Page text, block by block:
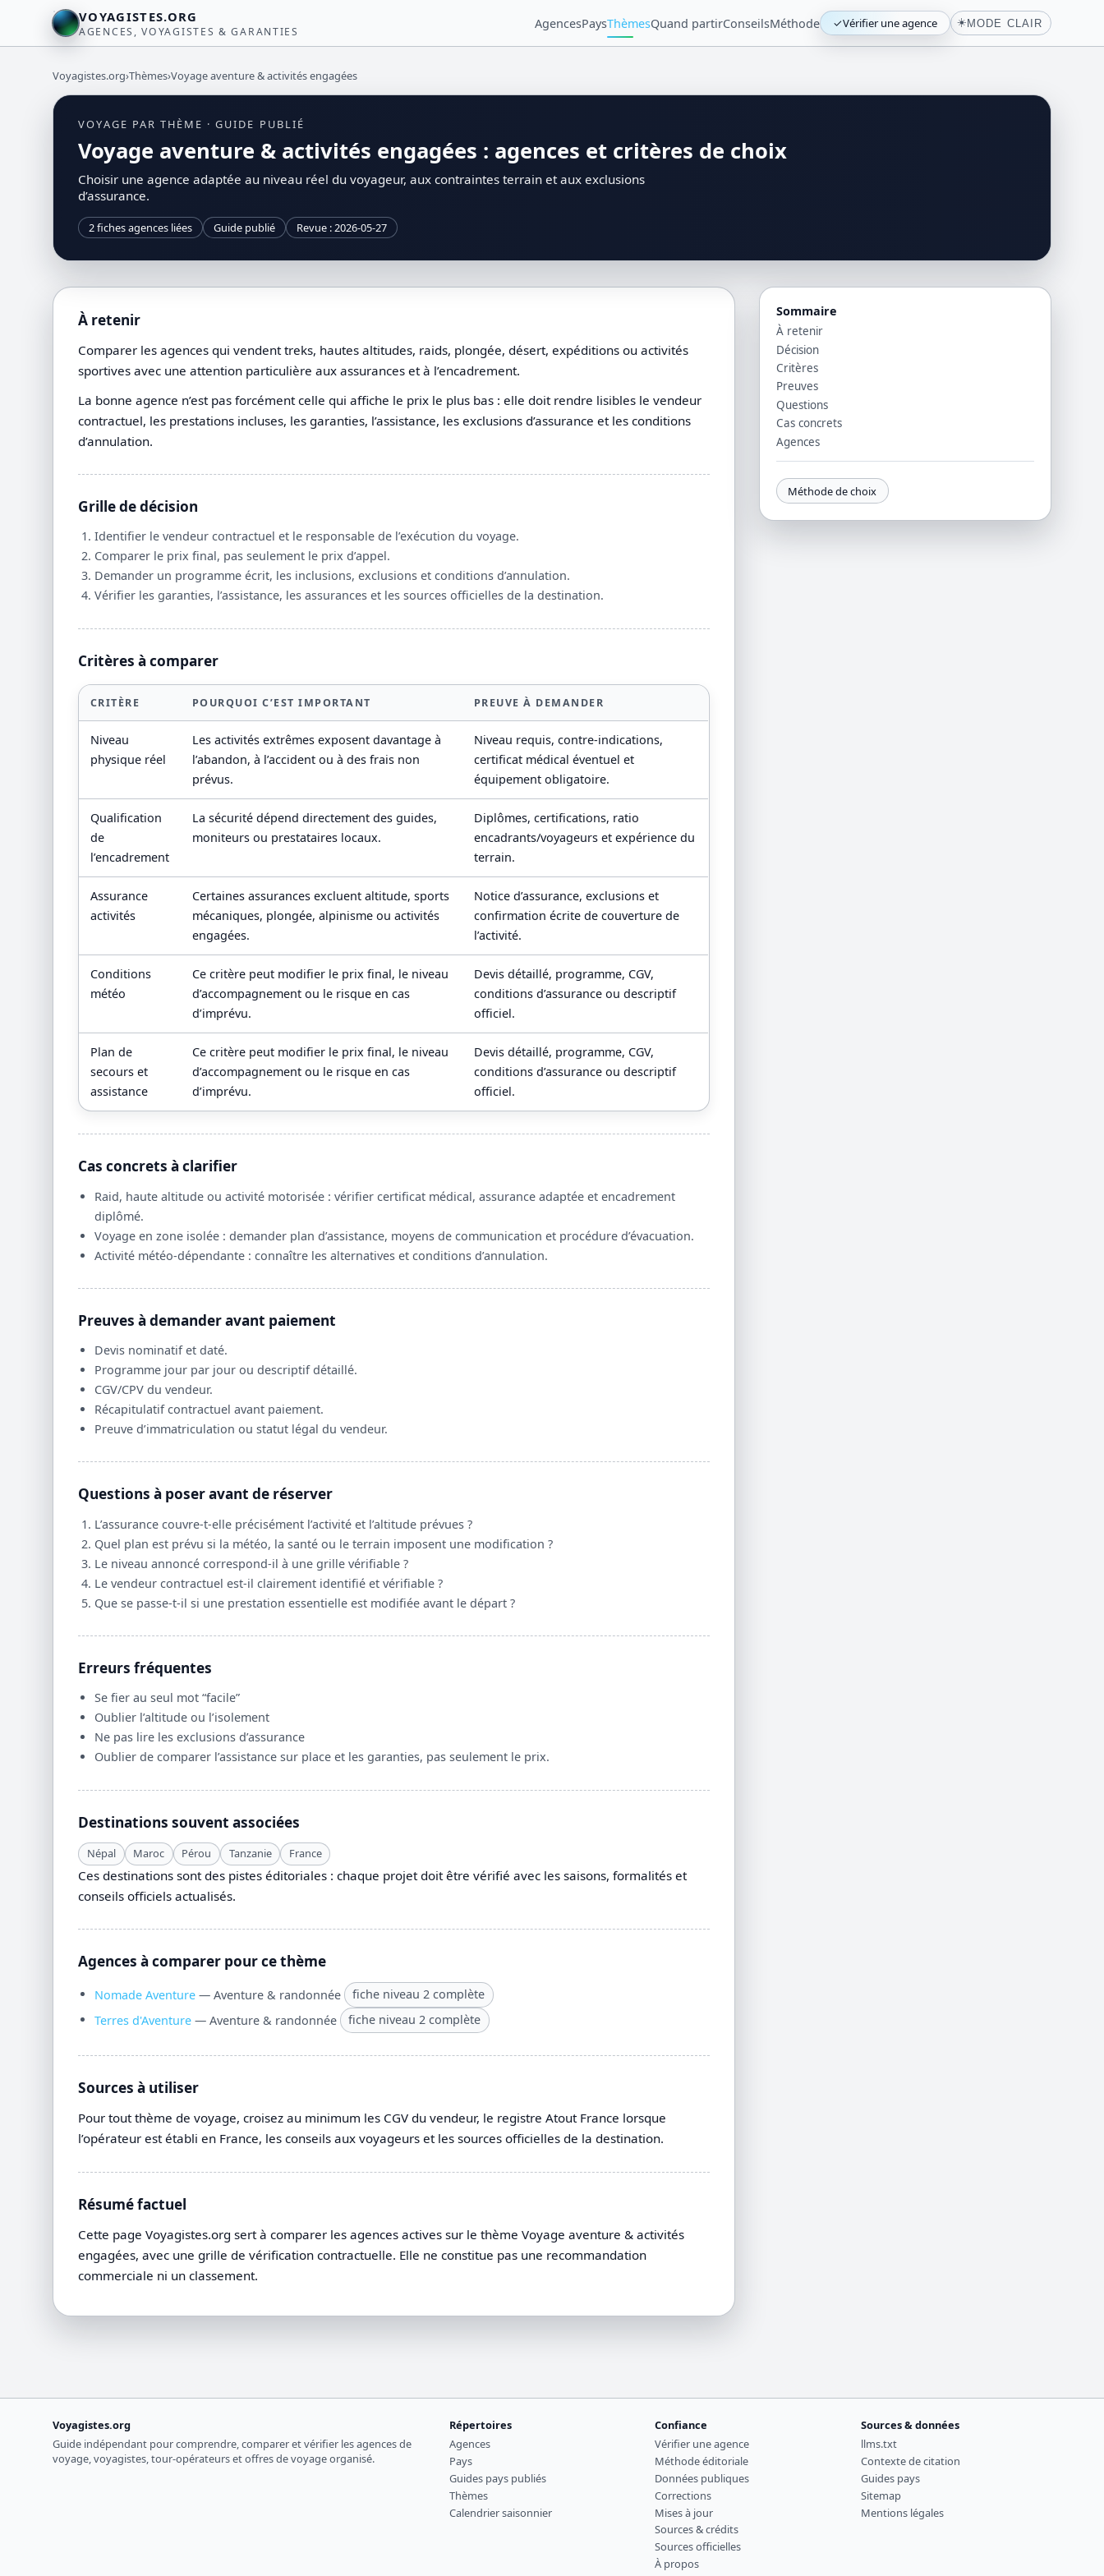
VOYAGISTES.ORG
AGENCES, VOYAGISTES & GARANTIES
AgencesPaysThèmesQuand partirConseilsMéthode ✓Vérifier une agence ☀️MODE CLAIR
Voyagistes.org›Thèmes›Voyage aventure & activités engagées
VOYAGE PAR THÈME · GUIDE PUBLIÉ
Voyage aventure & activités engagées : agences et critères de choix
Choisir une agence adaptée au niveau réel du voyageur, aux contraintes terrain et aux exclusions
d’assurance.
2 fiches agences liées Guide publié Revue : 2026-05-27
À retenir
Comparer les agences qui vendent treks, hautes altitudes, raids, plongée, désert, expéditions ou activités
sportives avec une attention particulière aux assurances et à l’encadrement.
La bonne agence n’est pas forcément celle qui affiche le prix le plus bas : elle doit rendre lisibles le vendeur
contractuel, les prestations incluses, les garanties, l’assistance, les exclusions d’assurance et les conditions
d’annulation.
Grille de décision
Identifier le vendeur contractuel et le responsable de l’exécution du voyage.
Comparer le prix final, pas seulement le prix d’appel.
Demander un programme écrit, les inclusions, exclusions et conditions d’annulation.
Vérifier les garanties, l’assistance, les assurances et les sources officielles de la destination.
Critères à comparer
CRITÈRE POURQUOI C’EST IMPORTANT PREUVE À DEMANDER
Niveau
physique réel
Les activités extrêmes exposent davantage à
l’abandon, à l’accident ou à des frais non
prévus.
Niveau requis, contre-indications,
certificat médical éventuel et
équipement obligatoire.
Qualification
de
l’encadrement
La sécurité dépend directement des guides,
moniteurs ou prestataires locaux.
Diplômes, certifications, ratio
encadrants/voyageurs et expérience du
terrain.
Assurance
activités
Certaines assurances excluent altitude, sports
mécaniques, plongée, alpinisme ou activités
engagées.
Notice d’assurance, exclusions et
confirmation écrite de couverture de
l’activité.
Conditions
météo
Ce critère peut modifier le prix final, le niveau
d’accompagnement ou le risque en cas
d’imprévu.
Devis détaillé, programme, CGV,
conditions d’assurance ou descriptif
officiel.
Plan de
secours et
assistance
Ce critère peut modifier le prix final, le niveau
d’accompagnement ou le risque en cas
d’imprévu.
Devis détaillé, programme, CGV,
conditions d’assurance ou descriptif
officiel.
Cas concrets à clarifier
Raid, haute altitude ou activité motorisée : vérifier certificat médical, assurance adaptée et encadrement
diplômé.
Voyage en zone isolée : demander plan d’assistance, moyens de communication et procédure d’évacuation.
Activité météo-dépendante : connaître les alternatives et conditions d’annulation.
Preuves à demander avant paiement
Devis nominatif et daté.
Programme jour par jour ou descriptif détaillé.
CGV/CPV du vendeur.
Récapitulatif contractuel avant paiement.
Preuve d’immatriculation ou statut légal du vendeur.
Questions à poser avant de réserver
L’assurance couvre-t-elle précisément l’activité et l’altitude prévues ?
Quel plan est prévu si la météo, la santé ou le terrain imposent une modification ?
Le niveau annoncé correspond-il à une grille vérifiable ?
Le vendeur contractuel est-il clairement identifié et vérifiable ?
Que se passe-t-il si une prestation essentielle est modifiée avant le départ ?
Erreurs fréquentes
Se fier au seul mot “facile”
Oublier l’altitude ou l’isolement
Ne pas lire les exclusions d’assurance
Oublier de comparer l’assistance sur place et les garanties, pas seulement le prix.
Destinations souvent associées
Népal Maroc Pérou Tanzanie France
Ces destinations sont des pistes éditoriales : chaque projet doit être vérifié avec les saisons, formalités et
conseils officiels actualisés.
Agences à comparer pour ce thème
Nomade Aventure— Aventure & randonnée
fiche niveau 2 complète
Terres d'Aventure— Aventure & randonnée fiche niveau 2 complète
Sources à utiliser
Pour tout thème de voyage, croisez au minimum les CGV du vendeur, le registre Atout France lorsque
l’opérateur est établi en France, les conseils aux voyageurs et les sources officielles de la destination.
Résumé factuel
Cette page Voyagistes.org sert à comparer les agences actives sur le thème Voyage aventure & activités
engagées, avec une grille de vérification contractuelle. Elle ne constitue pas une recommandation
commerciale ni un classement.
Sommaire
À retenir
Décision
Critères
Preuves
Questions
Cas concrets
Agences
Méthode de choix
Voyagistes.org
Guide indépendant pour comprendre, comparer et vérifier les agences de
voyage, voyagistes, tour-opérateurs et offres de voyage organisé.
Répertoires
Agences
Pays
Guides pays publiés
Thèmes
Calendrier saisonnier
Confiance
Vérifier une agence
Méthode éditoriale
Données publiques
Corrections
Mises à jour
Sources & crédits
Sources officielles
À propos
Sources & données
llms.txt
Contexte de citation
Guides pays
Sitemap
Mentions légales